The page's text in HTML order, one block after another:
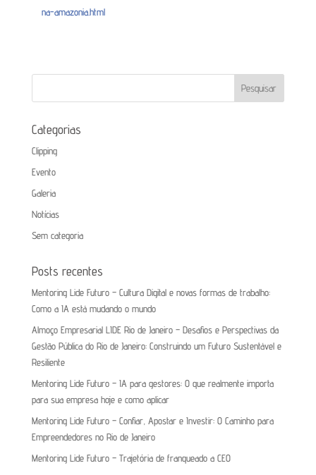
na-amazonia.html
Categorias
Clipping
Evento
Galeria
Notícias
Sem categoria
Posts recentes
Mentoring Lide Futuro – Cultura Digital e novas formas de trabalho:
Como a IA está mudando o mundo
Almoço Empresarial LIDE Rio de Janeiro – Desafios e Perspectivas da
Gestão Pública do Rio de Janeiro: Construindo um Futuro Sustentável e
Resiliente
Mentoring Lide Futuro – IA para gestores: O que realmente importa
para sua empresa hoje e como aplicar
Mentoring Lide Futuro – Confiar, Apostar e Investir: O Caminho para
Empreendedores no Rio de Janeiro
Mentoring Lide Futuro – Trajetória de franqueado a CEO